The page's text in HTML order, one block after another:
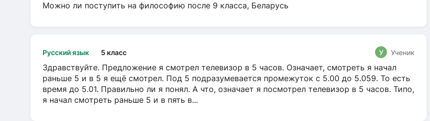
Можно ли поступить на философию после 9 класса, Беларусь
Русский язык 5 класс У Ученик
Здравствуйте. Предложение я смотрел телевизор в 5 часов. Означает, смотреть я начал
раньше 5 и в 5 я ещё смотрел. Под 5 подразумевается промежуток с 5.00 до 5.059. То есть
время до 5.01. Правильно ли я понял. А что, означает я посмотрел телевизор в 5 часов. Типо,
я начал смотреть раньше 5 и в пять в...